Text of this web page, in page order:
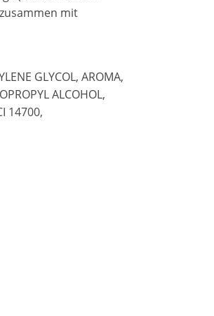
mit
GLYCOL, AROMA,
ALCOHOL,
14700,